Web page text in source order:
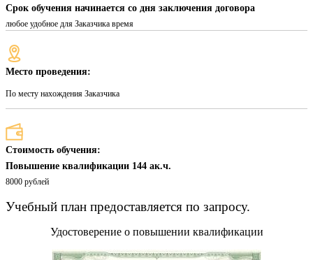
Срок обучения начинается со дня заключения договора
любое удобное для Заказчика время
Место проведения:
По месту нахождения Заказчика
Стоимость обучения:
Повышение квалификации 144 ак.ч.
8000 рублей
Учебный план предоставляется по запросу.
Удостоверение о повышении квалификации